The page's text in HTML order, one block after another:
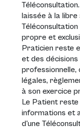
laissée à la
propre et
Praticien reste
et des
professionnelle,
légales,
à son exercice
Le Patient reste
informations et
d'une